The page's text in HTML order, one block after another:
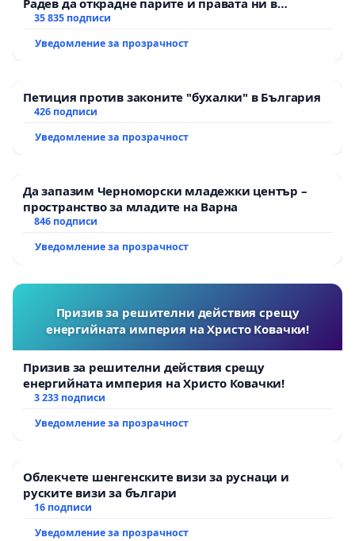
Радев да открадне парите и правата ни в
тъмното
35 835 подписи
Уведомление за прозрачност
Петиция против законите "бухалки" в България
426 подписи
Уведомление за прозрачност
Да запазим Черноморски младежки център –
пространство за младите на Варна
846 подписи
Уведомление за прозрачност
Призив за решителни действия срещу
енергийната империя на Христо Ковачки!
Призив за решителни действия срещу
енергийната империя на Христо Ковачки!
3 233 подписи
Уведомление за прозрачност
Облекчете шенгенските визи за руснаци и
руските визи за българи
16 подписи
Уведомление за прозрачност